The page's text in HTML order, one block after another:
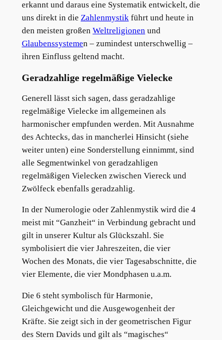
erkannt und daraus eine Systematik entwickelt, die
uns direkt in die Zahlenmystikführt und heute in
den meisten großen Weltreligionenund
Glaubenssystemen – zumindest unterschwellig –
ihren Einfluss geltend macht.
Geradzahlige regelmäßige Vielecke
Generell lässt sich sagen, dass geradzahlige
regelmäßige Vielecke im allgemeinen als
harmonischer empfunden werden. Mit Ausnahme
des Achtecks, das in mancherlei Hinsicht (siehe
weiter unten) eine Sonderstellung einnimmt, sind
alle Segmentwinkel von geradzahligen
regelmäßigen Vielecken zwischen Viereck und
Zwölfeck ebenfalls geradzahlig.
In der Numerologie oder Zahlenmystik wird die 4
meist mit “Ganzheit“ in Verbindung gebracht und
gilt in unserer Kultur als Glückszahl. Sie
symbolisiert die vier Jahreszeiten, die vier
Wochen des Monats, die vier Tagesabschnitte, die
vier Elemente, die vier Mondphasen u.a.m.
Die 6 steht symbolisch für Harmonie,
Gleichgewicht und die Ausgewogenheit der
Kräfte. Sie zeigt sich in der geometrischen Figur
des Stern Davids und gilt als “magisches“